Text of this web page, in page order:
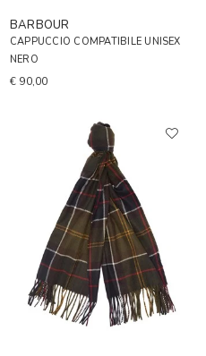
BARBOUR
CAPPUCCIO COMPATIBILE UNISEX
NERO
€ 90,00